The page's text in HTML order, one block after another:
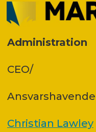
Administration
CEO/
Christian Lawley